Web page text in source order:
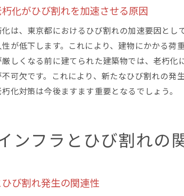
3Dプリント技
AIを用いたひび
環境に優しい補
ドローンによる
東京都の研究機
ひび割れを考慮
化がひび割れを加速させる原因
は、東京都におけるひび割れの加速要因と
が低下します。これにより、建物にかかる
しくなる前に建てられた建築物では、老朽
可欠です。これにより、新たなひび割れの
化対策は今後ますます重要となるでしょう。
ンフラとひび割れの
び割れ発生の関連性